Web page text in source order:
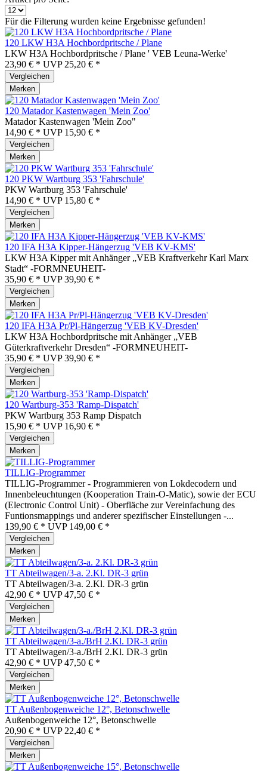
Für die Filterung wurden keine Ergebnisse gefunden!
120 LKW H3A Hochbordpritsche / Plane
LKW H3A Hochbordpritsche / Plane ' VEB Leuna-Werke'
23,90 € * UVP 25,20 € *
Vergleichen
Merken
120 Matador Kastenwagen 'Mein Zoo'
Matador Kastenwagen 'Mein Zoo"
14,90 € * UVP 15,90 € *
Vergleichen
Merken
120 PKW Wartburg 353 'Fahrschule'
PKW Wartburg 353 'Fahrschule'
14,90 € * UVP 15,80 € *
Vergleichen
Merken
120 IFA H3A Kipper-Hängerzug 'VEB KV-KMS'
LKW H3A Kipper mit Anhänger „VEB Kraftverkehr Karl Marx
Stadt“ -FORMNEUHEIT-
35,90 € * UVP39,90 € *
Vergleichen
Merken
120 IFA H3A Pr/Pl-Hängerzug 'VEB KV-Dresden'
LKW H3A Hochbordpritsche mit Anhänger „VEB
Güterkraftverkehr Dresden“ -FORMNEUHEIT-
35,90 € * UVP39,90 € *
Vergleichen
Merken
120 Wartburg-353 'Ramp-Dispatch'
PKW Wartburg 353 Ramp Dispatch
15,90 € * UVP 16,90 € *
Vergleichen
Merken
TILLIG-Programmer
TILLIG-Programmer - Programmieren von Lokdecodern und
Innenbeleuchtungen (Kooperation Train-O-Matic), sowie der ECU
(Electronic Control Unit) - Oberfläche zur Vereinfachung des
Funtionsmappings und anderer spezifischer Einstellungen -...
139,90 € * UVP 149,00 € *
Vergleichen
Merken
TT Abteilwagen/3-a. 2.Kl. DR-3 grün
TT Abteilwagen/3-a. 2.Kl. DR-3 grün
42,90 € * UVP47,50 € *
Vergleichen
Merken
TT Abteilwagen/3-a./BrH 2.Kl. DR-3 grün
TT Abteilwagen/3-a./BrH 2.Kl. DR-3 grün
42,90 € * UVP47,50 € *
Vergleichen
Merken
TT Außenbogenweiche 12°, Betonschwelle
Außenbogenweiche 12°, Betonschwelle
20,90 € * UVP 22,40 € *
Vergleichen
Merken